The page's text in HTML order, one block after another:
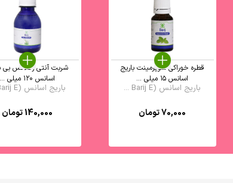
قطره خوراکی سوپرمینت باریج
اسانس ۱۵ میلی ...
باریج اسانس (Barij E ...
70,000تومان
شربت آنتی رفلاکس بی
اسانس ۱۲۰ میلی ...
باریج اسانس (Barij E ...
140,000تومان